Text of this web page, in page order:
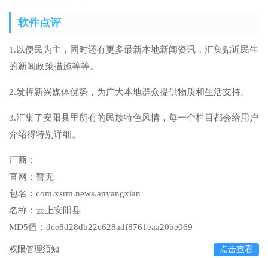
软件点评
1.以便民为主，同时还有更多最新本地新闻资讯，汇集贴近民生
的新闻政策措施等等。
2.发挥新兴媒体优势，为广大本地群众提供物质和生活支持。
3.汇集了安阳县里所有的民族特色风情，每一个栏目都会给用户
介绍得特别详细。
厂商：
官网： 暂无
包名： com.xsrm.news.anyangxian
名称： 云上安阳县
MD5值： dce8d28db22e628adf8761eaa20be069
权限管理须知 点击查看